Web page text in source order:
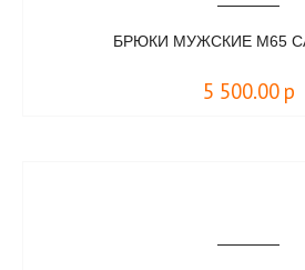
БРЮКИ МУЖСКИЕ M65
5 500.00 р